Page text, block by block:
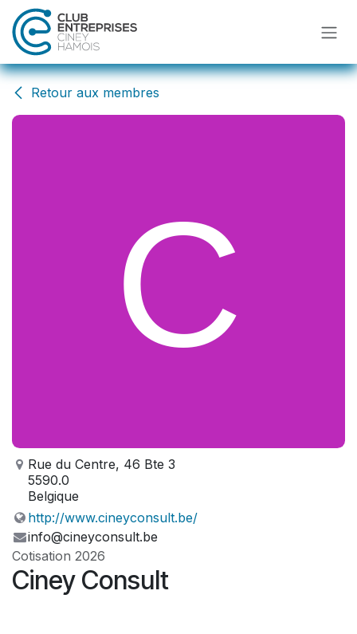
Se rendre au contenu
Retour aux membres
Rue du Centre, 46 Bte 3
5590.0
Belgique
http://www.cineyconsult.be/
info@cineyconsult.be
Cotisation 2026
Ciney Consult